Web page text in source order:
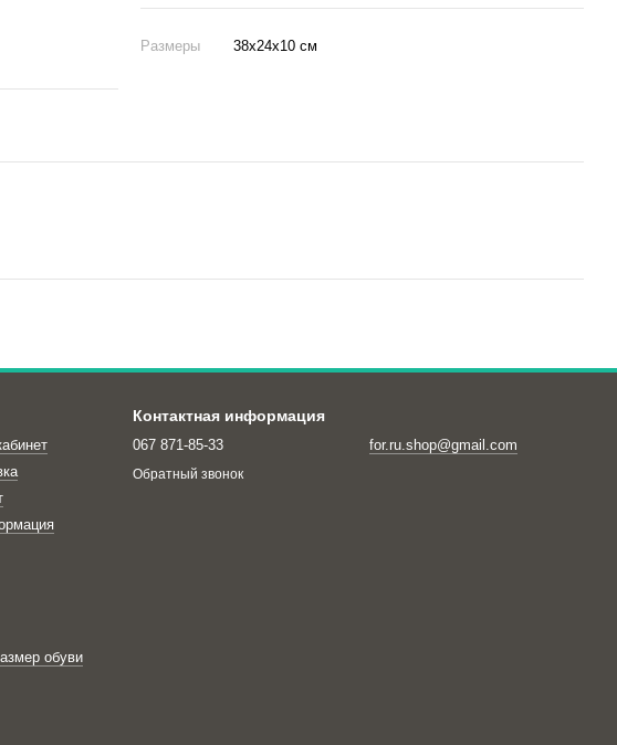
Размеры 38x24x10 см
обуви
Контактная информация
067 871-85-33
Обратный звонок
for.ru.shop@gmail.com